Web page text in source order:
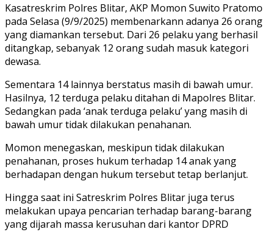
Kasatreskrim Polres Blitar, AKP Momon Suwito Pratomo
pada Selasa (9/9/2025) membenarkann adanya 26 orang
yang diamankan tersebut. Dari 26 pelaku yang berhasil
ditangkap, sebanyak 12 orang sudah masuk kategori
dewasa.
Sementara 14 lainnya berstatus masih di bawah umur.
Hasilnya, 12 terduga pelaku ditahan di Mapolres Blitar.
Sedangkan pada ‘anak terduga pelaku’ yang masih di
bawah umur tidak dilakukan penahanan.
Momon menegaskan, meskipun tidak dilakukan
penahanan, proses hukum terhadap 14 anak yang
berhadapan dengan hukum tersebut tetap berlanjut.
Hingga saat ini Satreskrim Polres Blitar juga terus
melakukan upaya pencarian terhadap barang-barang
yang dijarah massa kerusuhan dari kantor DPRD